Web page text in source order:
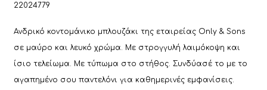
22024779
Ανδρικό κοντομάνικο μπλουζάκι της εταιρείας Only & Sons
σε μαύρο και λευκό χρώμα. Με στρογγυλή λαιμόκοψη και
ίσιο τελείωμα. Με τύπωμα στο στήθος. Συνδύασέ το με το
αγαπημένο σου παντελόνι για καθημερινές εμφανίσεις.